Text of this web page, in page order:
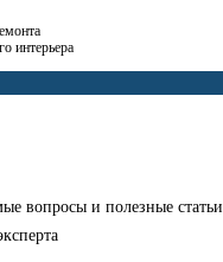
интерьера
вопросы и полезные статьи